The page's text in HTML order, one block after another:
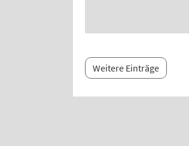
Weitere Einträge